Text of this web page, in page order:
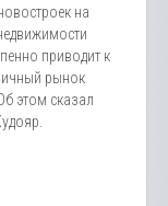
на
приводит к
рынок
этом сказал